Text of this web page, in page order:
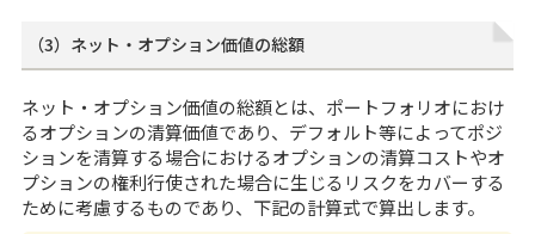
（3）ネット・オプション価値の総額
ネット・オプション価値の総額とは、ポートフォリオにおけ
るオプションの清算価値であり、デフォルト等によってポジ
ションを清算する場合におけるオプションの清算コストやオ
プションの権利行使された場合に生じるリスクをカバーする
ために考慮するものであり、下記の計算式で算出します。